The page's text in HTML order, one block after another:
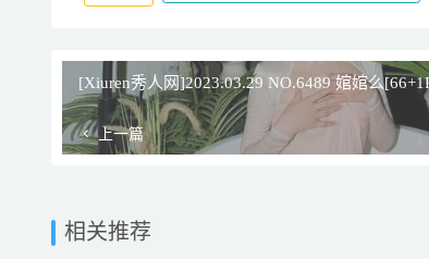
[Xiuren秀人网]2023.03.29 NO.6489 婠婠么
上一篇
相关推荐